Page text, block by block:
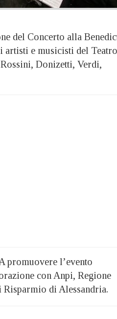
del Concerto alla
artisti e musicisti del Teatro
Donizetti, Verdi,
promuovere l’evento
con Anpi, Regione
Risparmio di Alessandria.